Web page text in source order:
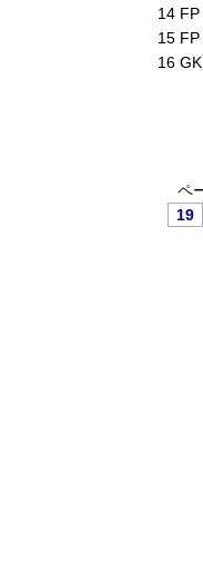
14 FP
15 FP
16
ペ
19